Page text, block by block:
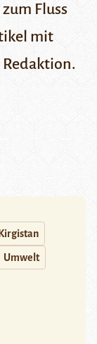
Fluss
mit
Kirgistan
Umwelt